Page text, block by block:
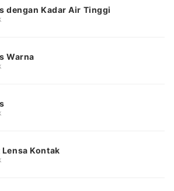
dengan Kadar Air Tinggi
Warna
Lensa Kontak